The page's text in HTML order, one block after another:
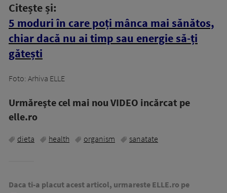
Citește și:
5 moduri în care poți mânca mai sănătos,
chiar dacă nu ai timp sau energie să-ți
gătești
Foto: Arhiva ELLE
Urmăreşte cel mai nou VIDEO incărcat pe
elle.ro
dieta health organism sanatate
Daca ti-a placut acest articol, urmareste ELLE.ro pe